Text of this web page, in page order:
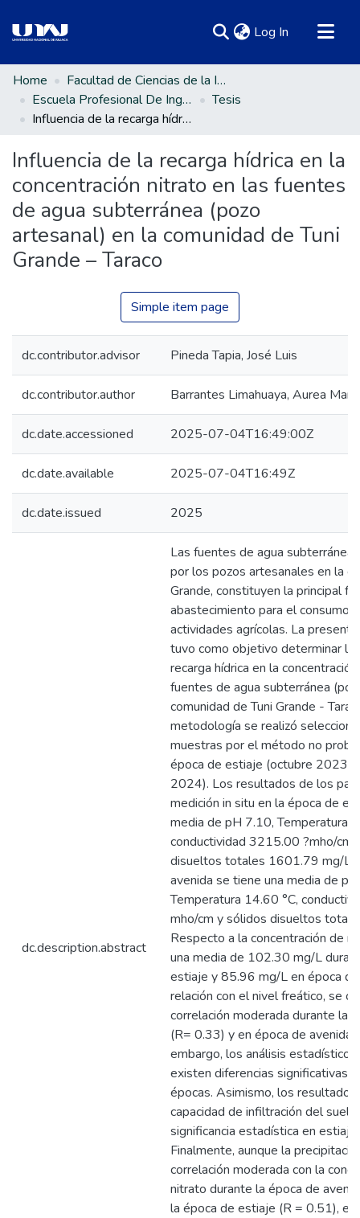
Log In (current)
Communities & Collections
All of DSpace
Statistics
Home
Facultad de Ciencias de la Ingeniería
Escuela Profesional De Ingeniería Ambiental Y Forestal
Tesis
Influencia de la recarga hídrica en la concentración nitrato en las fuentes de agua subterránea (pozo artesanal) en la comunidad de Tuni Grande – Taraco
Influencia de la recarga hídrica en la
concentración nitrato en las fuentes
de agua subterránea (pozo
artesanal) en la comunidad de Tuni
Grande – Taraco
Simple item page
dc.contributor.advisor Pineda Tapia, José Luis
dc.contributor.author Barrantes Limahuaya, Aurea
dc.date.accessioned 2025-07-04T16:49:00Z
dc.date.available 2025-07-04T16:49Z
dc.date.issued 2025
dc.description.abstract
Las fuentes de agua
por los pozos artesanales en la
Grande, constituyen la principal
abastecimiento para el consumo
actividades agrícolas. La
tuvo como objetivo determinar la
recarga hídrica en la
fuentes de agua subterránea
comunidad de Tuni Grande -
metodología se realizó
muestras por el método no
época de estiaje (octubre 2023)
2024). Los resultados de los
medición in situ en la época de
media de pH 7.10, Temperatura
conductividad 3215.00 ?mho/cm
disueltos totales 1601.79 mg/L;
avenida se tiene una media de
Temperatura 14.60 °C,
mho/cm y sólidos disueltos
Respecto a la concentración de
una media de 102.30 mg/L
estiaje y 85.96 mg/L en época de
relación con el nivel freático, se
correlación moderada durante la
(R= 0.33) y en época de avenida
embargo, los análisis estadísticos
existen diferencias significativas
épocas. Asimismo, los
capacidad de infiltración del
significancia estadística en estiaje
Finalmente, aunque la
correlación moderada con la
nitrato durante la época de
la época de estiaje (R = 0.51),